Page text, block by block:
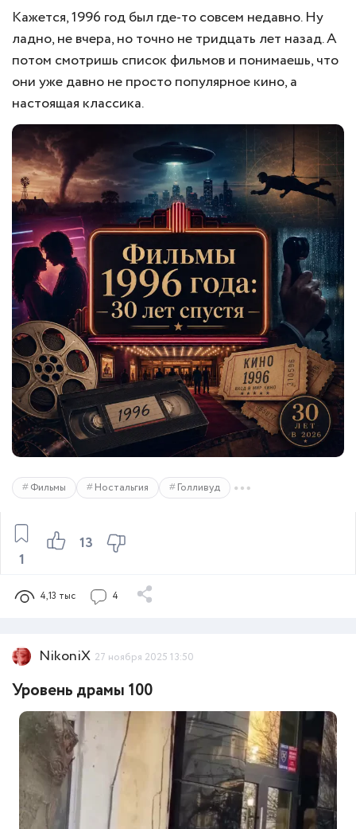
13
1
Кажется, 1996 год был где-то совсем недавно. Ну
ладно, не вчера, но точно не тридцать лет назад. А
потом смотришь список фильмов и понимаешь, что
они уже давно не просто популярное кино, а
настоящая классика.
Фильмы Ностальгия Голливуд
4,13 тыс 4
NikoniX 27 ноября 2025 13:50
Уровень драмы 100